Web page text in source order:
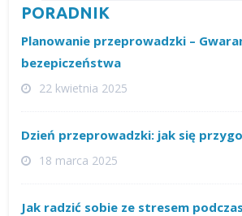
PORADNIK
Planowanie przeprowadzki –
bezepiczeństwa
22 kwietnia 2025
Dzień przeprowadzki: jak się
18 marca 2025
Jak radzić sobie ze stresem podczas